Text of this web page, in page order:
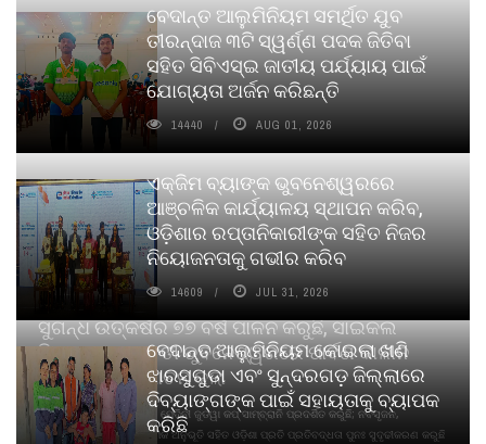
ସୁଗନ୍ଧ ଉତ୍କର୍ଷର ୭୭ ବର୍ଷ ପାଳନ କରୁଛି, ସାଇକଲ
ପିୟୋର୍‌ ଅଗରବତୀ ଭୁବନେଶ୍ୱରରେ ପାର୍ବଣ କାଳୀନ
ନବସୃଜନ ଉନ୍ମୋଚନ କଲା
ବାଉଁଶ ବିହୀନ କଠିନ ଧୂପ ଏବଂ ମେଦିନୀ ଜୁଡୱା କପ୍‌ ସାମ୍ବ୍ରାନି ପ୍ରଦର୍ଶିତ କରୁଛି; ନବସୃଜନ,
ଦୀର୍ଘସ୍ଥାୟିତା ଏବଂ ଆଧ୍ୟାତ୍ମିକ ଅନୁଭୂତି ସହିତ ଓଡ଼ିଶା ପ୍ରତି ପ୍ରତିବଦ୍ଧତା ପୁନଃ ସୁଦୃଢୀକରଣ କରୁଛି
ବେଦାନ୍ତ ଆଲୁମିନିୟମ ସମର୍ଥିତ ଯୁବ
ତୀରନ୍ଦାଜ ୩ଟି ସ୍ୱର୍ଣ୍ଣ ପଦକ ଜିତିବା
ସହିତ ସିବିଏସ୍ଇ ଜାତୀୟ ପର୍ଯ୍ୟାୟ ପାଇଁ
ଯୋଗ୍ୟତା ଅର୍ଜନ କରିଛନ୍ତି
14440 AUG 01, 2026
ଏକ୍ଜିମ ବ୍ୟାଙ୍କ ଭୁବନେଶ୍ୱରରେ
ଆଞ୍ଚଳିକ କାର୍ଯ୍ୟାଳୟ ସ୍ଥାପନ କରିବ,
ଓଡ଼ିଶାର ରପ୍ତାନିକାରୀଙ୍କ ସହିତ ନିଜର
ନିୟୋଜନତାକୁ ଗଭୀର କରିବ
14609 JUL 31, 2026
ବେଦାନ୍ତ ଆଲୁମିନିୟମ କୋଇଲା ଖଣି
ଝାରସୁଗୁଡା ଏବଂ ସୁନ୍ଦରଗଡ଼ ଜିଲ୍ଲାରେ
ଦିବ୍ୟାଙ୍ଗଙ୍କ ପାଇଁ ସହାୟତାକୁ ବ୍ୟାପକ
କରିଛି